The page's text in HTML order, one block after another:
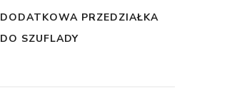
DODATKOWA PRZEDZIAŁKA
DO SZUFLADY